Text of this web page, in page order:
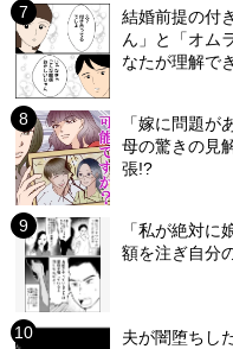
結婚前提の付
ん」と「オム
なたが理解で
「嫁に問題
母の驚きの見
張!?
「私が絶対
額を注ぎ自分
夫が闇堕ちし